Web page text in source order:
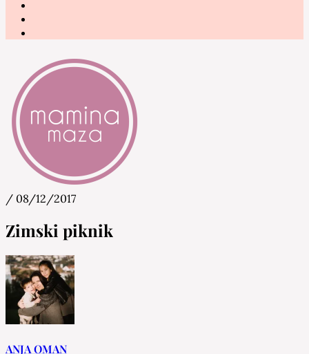
Mamina Maza
/ 08/12/2017
Zimski piknik
ANJA OMAN